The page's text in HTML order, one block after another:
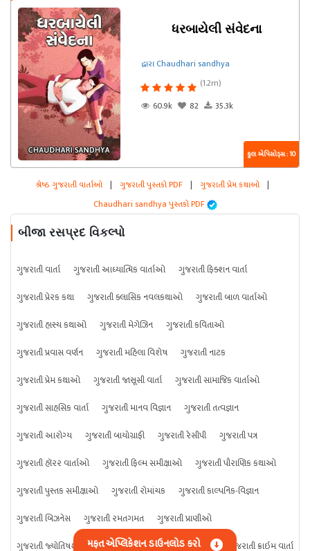
ધરબાયેલી સંવેદના
દ્વારા Chaudhari sandhya
(1.2m)
60.9k
82 35.3k
કુલ એપિસોડ્સ : 10
શ્રેષ્ઠ ગુજરાતી વાર્તાઓ | ગુજરાતી પુસ્તકો PDF | ગુજરાતી પ્રેમ કથાઓ |
Chaudhari sandhya પુસ્તકો PDF
બીજા રસપ્રદ વિકલ્પો
ગુજરાતી વાર્તા ગુજરાતી આધ્યાત્મિક વાર્તાઓ
ગુજરાતી ફિક્શન વાર્તા
ગુજરાતી પ્રેરક કથા
ગુજરાતી ક્લાસિક નવલકથાઓ
ગુજરાતી બાળ વાર્તાઓ
ગુજરાતી હાસ્ય કથાઓ
ગુજરાતી મેગેઝિન
ગુજરાતી કવિતાઓ
ગુજરાતી પ્રવાસ વર્ણન
ગુજરાતી મહિલા વિશેષ
ગુજરાતી નાટક
ગુજરાતી પ્રેમ કથાઓ
ગુજરાતી જાસૂસી વાર્તા
ગુજરાતી સામાજિક વાર્તાઓ
ગુજરાતી સાહસિક વાર્તા
ગુજરાતી માનવ વિજ્ઞાન
ગુજરાતી તત્વજ્ઞાન
ગુજરાતી આરોગ્ય
ગુજરાતી બાયોગ્રાફી ગુજરાતી રેસીપી
ગુજરાતી પત્ર
ગુજરાતી હૉરર વાર્તાઓ
ગુજરાતી ફિલ્મ સમીક્ષાઓ
ગુજરાતી પૌરાણિક કથાઓ
ગુજરાતી પુસ્તક સમીક્ષાઓ
ગુજરાતી રોમાંચક
ગુજરાતી કાલ્પનિક-વિજ્ઞાન
ગુજરાતી બિઝનેસ
ગુજરાતી રમતગમત
ગુજરાતી પ્રાણીઓ
ગુજરાતી જ્યોતિષશાસ્ત્ર
ગુજરાતી વિજ્ઞાન ગુજરાતી કંઈપણ ગુજરાતી ક્રાઇમ વાર્તા
મફત એપ્લિકેશન ડાઉનલોડ કરો